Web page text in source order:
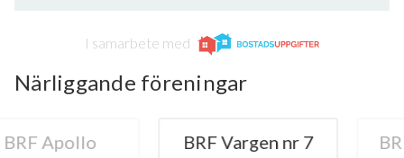
I samarbete med
Närliggande föreningar
BRF Vargen nr 7 BRF